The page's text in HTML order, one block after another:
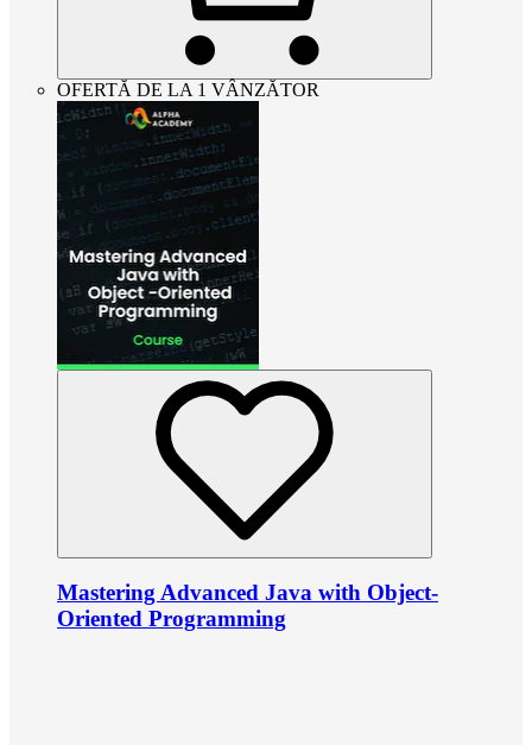
OFERTĂ DE LA 1 VÂNZĂTOR
Mastering Advanced Java with Object-
Oriented Programming